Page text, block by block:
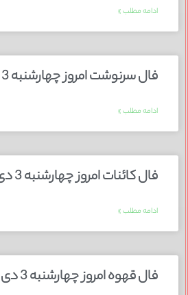
ادامه مطلب »
فال سرنوشت امروز چهارشنبه 3 دی 1404
ادامه مطلب »
فال کائنات امروز چهارشنبه 3 دی 1404
ادامه مطلب »
فال قهوه امروز چهارشنبه 3 دی 1404